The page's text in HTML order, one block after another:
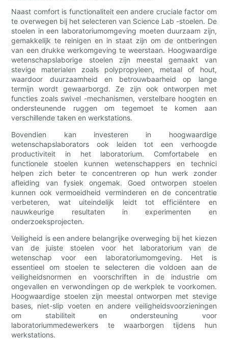
Naast comfort is functionaliteit een andere cruciale factor om
te overwegen bij het selecteren van Science Lab -stoelen. De
stoelen in een laboratoriumomgeving moeten duurzaam zijn,
gemakkelijk te reinigen en in staat zijn om de ontberingen
van een drukke werkomgeving te weerstaan. Hoogwaardige
wetenschapslaborige stoelen zijn meestal gemaakt van
stevige materialen zoals polypropyleen, metaal of hout,
waardoor duurzaamheid en betrouwbaarheid op lange
termijn wordt gewaarborgd. Ze zijn ook ontworpen met
functies zoals swivel -mechanismen, verstelbare hoogten en
ondersteunende ruggen om tegemoet te komen aan
verschillende taken en werkstations.
Bovendien kan investeren in hoogwaardige
wetenschapslaborators ook leiden tot een verhoogde
productiviteit in het laboratorium. Comfortabele en
functionele stoelen kunnen wetenschappers en technici
helpen zich beter te concentreren op hun werk zonder
afleiding van fysiek ongemak. Goed ontworpen stoelen
kunnen ook vermoeidheid verminderen en de concentratie
verbeteren, wat uiteindelijk leidt tot efficiëntere en
nauwkeurige resultaten in experimenten en
onderzoeksprojecten.
Veiligheid is een andere belangrijke overweging bij het kiezen
van de juiste stoelen voor het laboratorium van de
wetenschap voor een laboratoriumomgeving. Het is
essentieel om stoelen te selecteren die voldoen aan de
veiligheidsnormen en voorschriften in de industrie om
ongevallen en verwondingen op de werkplek te voorkomen.
Hoogwaardige stoelen zijn meestal ontworpen met stevige
bases, niet-slip voeten en andere veiligheidsvoorzieningen
om stabiliteit en ondersteuning voor
laboratoriummedewerkers te waarborgen tijdens hun
werkstations.